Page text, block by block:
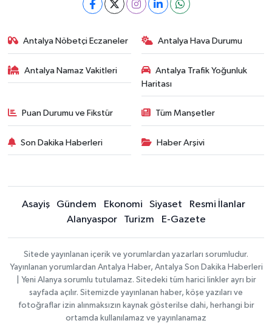
Antalya Nöbetçi Eczaneler Antalya Hava Durumu
Antalya Namaz Vakitleri
Antalya Trafik Yoğunluk
Haritası
Puan Durumu ve Fikstür Tüm Manşetler
Son Dakika Haberleri Haber Arşivi
Asayiş Gündem Ekonomi Siyaset
Resmi İlanlar
Alanyaspor
Turizm E-Gazete
Sitede yayınlanan içerik ve yorumlardan yazarları sorumludur.
Yayınlanan yorumlardan Antalya Haber, Antalya Son Dakika Haberleri
| Yeni Alanya sorumlu tutulamaz. Sitedeki tüm harici linkler ayrı bir
sayfada açılır. Sitemizde yayınlanan haber, köşe yazıları ve
fotoğraflar izin alınmaksızın kaynak gösterilse dahi, herhangi bir
ortamda kullanılamaz ve yayınlanamaz